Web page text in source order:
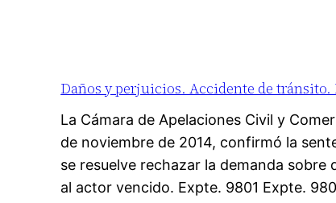
Daños y perjuicios. Accidente de tránsito.
La Cámara de Apelaciones Civil y
de noviembre de 2014, confirmó la
se resuelve rechazar la demanda
al actor vencido. Expte. 9801 Expte.